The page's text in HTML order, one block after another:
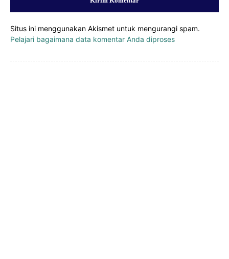
Situs ini menggunakan Akismet untuk mengurangi spam.
Pelajari bagaimana data komentar Anda diproses